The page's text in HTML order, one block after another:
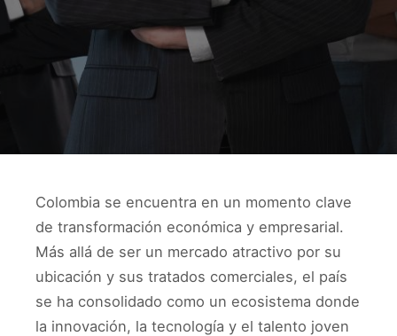
Colombia se encuentra en un momento clave
de transformación económica y empresarial.
Más allá de ser un mercado atractivo por su
ubicación y sus tratados comerciales, el país
se ha consolidado como un ecosistema donde
la innovación, la tecnología y el talento joven